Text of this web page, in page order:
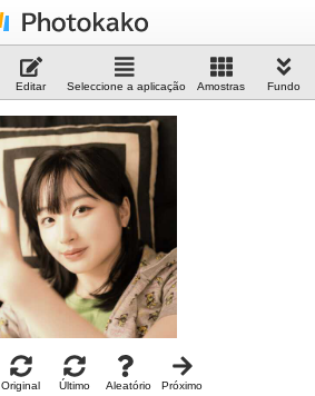
Editar Seleccione a aplicação Amostras Fundo
Original Último Aleatório Próximo